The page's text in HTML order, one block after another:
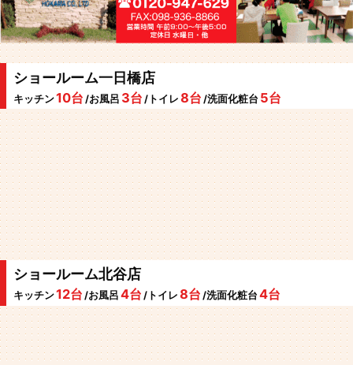
ショールーム一日橋店
キッチン10台 /お風呂 3台 /トイレ 8台 /洗面化粧台 5台
ショールーム北谷店
キッチン12台 /お風呂 4台 /トイレ 8台 /洗面化粧台 4台